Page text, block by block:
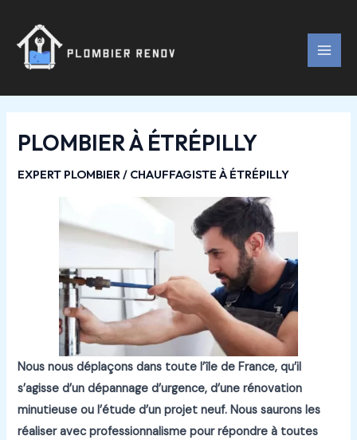
contenu
PLOMBIER À ÉTRÉPILLY
EXPERT PLOMBIER / CHAUFFAGISTE À ÉTRÉPILLY
Nous nous déplaçons dans toute l’île de France, qu’il
s’agisse d’un dépannage d’urgence, d’une rénovation
minutieuse ou l’étude d’un projet neuf.Nous saurons les
réaliser avec professionnalisme pour répondre à toutes
articles